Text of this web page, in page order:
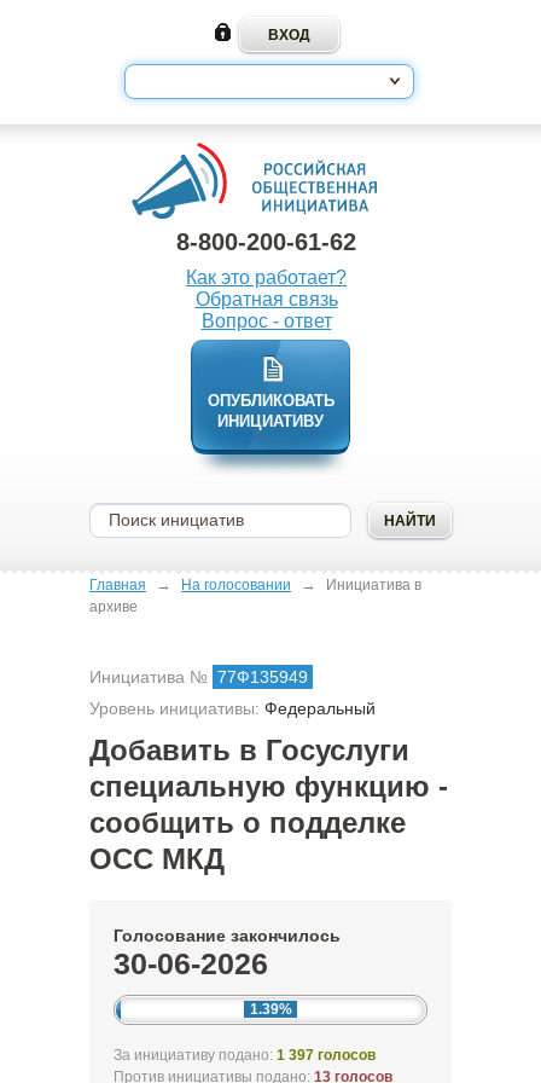
8-800-200-61-62
Как это работает?
Обратная связь
Вопрос - ответ
ОПУБЛИКОВАТЬ
ИНИЦИАТИВУ
Главная → На голосовании →
Инициатива в
архиве
Инициатива № 77Ф135949
Уровень инициативы: Федеральный
Добавить в Госуслуги
специальную функцию -
сообщить о подделке
ОСС МКД
Голосование закончилось
30-06-2026
1.39%
За инициативу подано: 1 397 голосов
Против инициативы подано: 13 голосов